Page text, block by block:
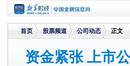
首页 股票频道 公司动态 正文
资金紧张 上市